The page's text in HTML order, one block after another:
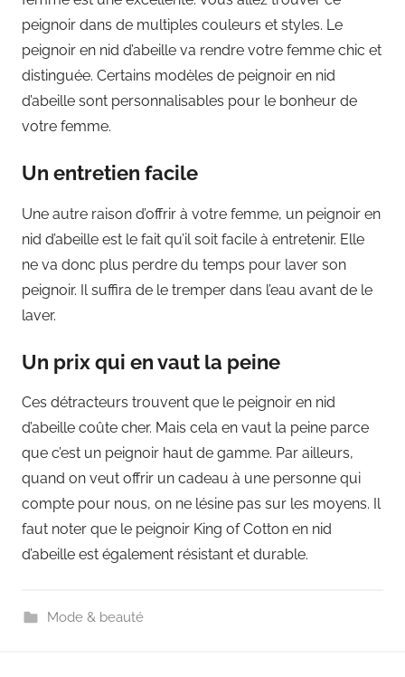
peignoir dans de multiples couleurs et styles. Le
peignoir en nid d’abeille va rendre votre femme chic et
distinguée. Certains modèles de peignoir en nid
d’abeille sont personnalisables pour le bonheur de
votre femme.
Un entretien facile
Une autre raison d’offrir à votre femme, un peignoir en
nid d’abeille est le fait qu’il soit facile à entretenir. Elle
ne va donc plus perdre du temps pour laver son
peignoir. Il suffira de le tremper dans l’eau avant de le
laver.
Un prix qui en vaut la peine
Ces détracteurs trouvent que le peignoir en nid
d’abeille coûte cher. Mais cela en vaut la peine parce
que c’est un peignoir haut de gamme. Par ailleurs,
quand on veut offrir un cadeau à une personne qui
compte pour nous, on ne lésine pas sur les moyens. Il
faut noter que le peignoir King of Cotton en nid
d’abeille est également résistant et durable.
Mode & beauté